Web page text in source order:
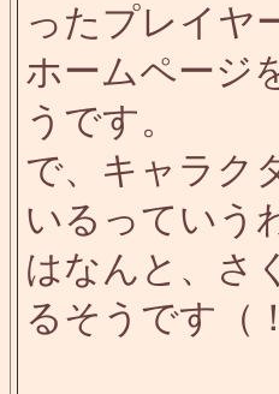
ったプレイヤ
ホームページ
うです。
で、キャラク
いるっていう
はなんと、さ
るそうです（